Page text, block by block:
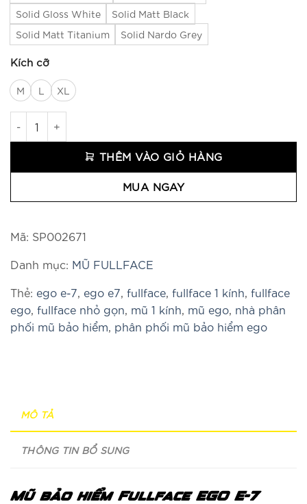
Solid Gloss White
Solid Matt Black
Solid Matt Titanium
Solid Nardo Grey
Kích cỡ
M L XL
THÊM VÀO GIỎ HÀNG
MUA NGAY
Mã: SP002671
Danh mục: MŨ FULLFACE
Thẻ: ego e-7 ego e7 fullface fullface 1 kính fullface
ego fullface nhỏ gọn mũ 1 kính mũ ego nhà phân
phối mũ bảo hiểm phân phối mũ bảo hiểm ego
MÔ TẢ
THÔNG TIN BỔ SUNG
Mũ bảo hiểm Fullface EGO E-7